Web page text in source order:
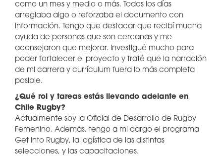
como un mes y medio o más. Todos los días
arreglaba algo o reforzaba el documento con
información. Tengo que destacar que recibí mucha
ayuda de personas que son cercanas y me
aconsejaron que mejorar. Investigué mucho para
poder fortalecer el proyecto y traté que la narración
de mi carrera y currículum fuera lo más completa
posible.
¿Qué rol y tareas estás llevando adelante en
Chile Rugby?
Actualmente soy la Oficial de Desarrollo de Rugby
Femenino. Además, tengo a mi cargo el programa
Get Into Rugby, la logística de las distintas
selecciones, y las capacitaciones.